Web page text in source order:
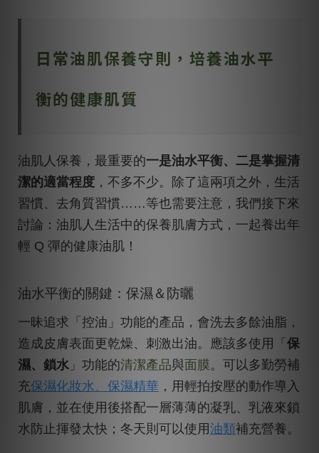
日常油肌保養守則，培養油水平
衡的健康肌質
油肌人保養，最重要的一是油水平衡、二是掌握清
潔的適當程度 ，不多不少。除了這兩項之外，生活
習慣、去角質習慣……等也需要注意，我們接下來
討論：油肌人生活中的保養肌膚方式，一起養出年
輕 Q 彈的健康油肌！
油水平衡的關鍵：保濕＆防曬
一昧追求「控油」功能的產品，會洗去多餘油脂，
造成皮膚表面更乾燥、刺激出油。應該多使用「 保
濕、鎖水 」功能的清潔產品與面膜。可以多勤勞補
充保濕化妝水、 保濕精華 ，用輕拍按壓的動作導入
肌膚，並在使用後搭配一層薄薄的凝乳、乳液來鎖
水防止揮發太快；冬天則可以使用油類補充營養。